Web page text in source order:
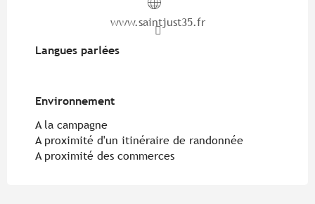
www.saintjust35.fr
Langues parlées
Langues parlées
Environnement
Environnement
A la campagne
A proximité d'un itinéraire de randonnée
A proximité des commerces